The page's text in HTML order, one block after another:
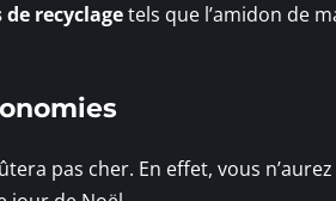
de recyclagetels que l’amidon de
pas cher. En effet, vous